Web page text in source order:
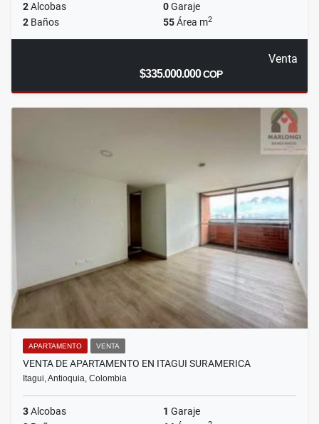
2Alcobas 0Garaje
2 Baños 55Área m2
Venta
$335.000.000COP
APARTAMENTO VENTA
VENTA DE APARTAMENTO EN ITAGUI SURAMERICA
Itagui, Antioquia, Colombia
3Alcobas 1 Garaje